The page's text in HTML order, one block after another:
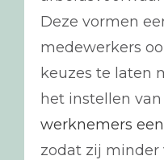
Deze vormen
medewerkers
keuzes te laten
het instellen van
werknemers
zodat zij minder